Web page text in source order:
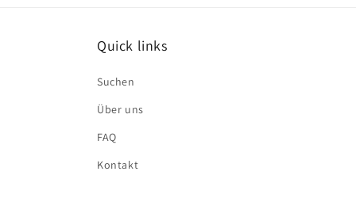
Quick links
Suchen
Über uns
FAQ
Kontakt